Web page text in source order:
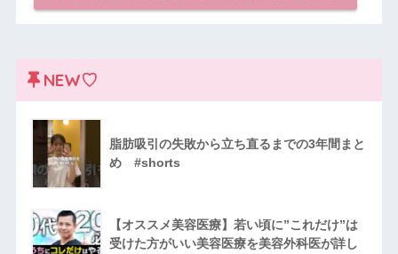
NEW♡
脂肪吸引の失敗から立ち直るまでの3年間まと
め #shorts
【オススメ美容医療】若い頃に”これだけ”は
受けた方がいい美容医療を美容外科医が詳し